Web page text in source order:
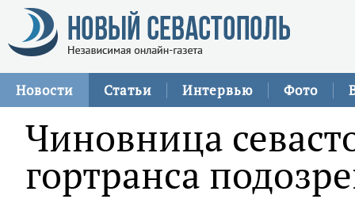
Новости Статьи Интервью Фото
Чиновница
гортранса